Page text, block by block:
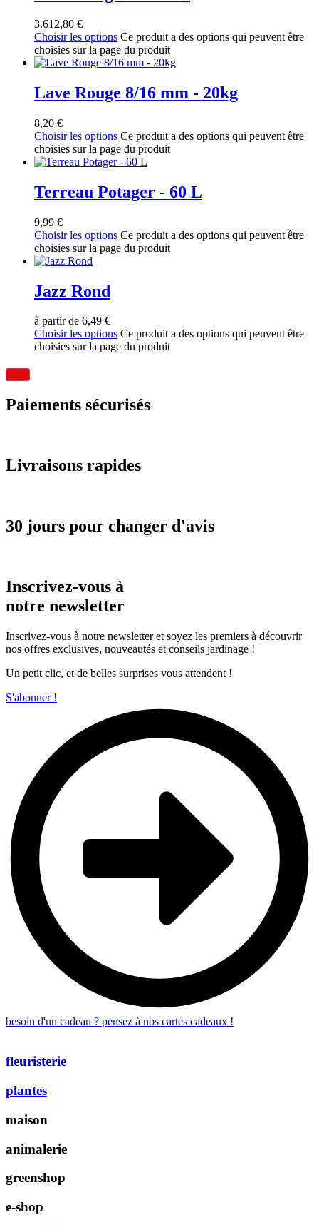
3.612,80 €
Choisir les options Ce produit a des options qui peuvent être
choisies sur la page du produit
Lave Rouge 8/16 mm - 20kg
8,20 €
Choisir les options Ce produit a des options qui peuvent être
choisies sur la page du produit
Terreau Potager - 60 L
9,99 €
Choisir les options Ce produit a des options qui peuvent être
choisies sur la page du produit
Jazz Rond
à partir de 6,49 €
Choisir les options Ce produit a des options qui peuvent être
choisies sur la page du produit
Paiements sécurisés
Livraisons rapides
30 jours pour changer d'avis
Inscrivez-vous à
notre newsletter
Inscrivez-vous à notre newsletter et soyez les premiers à découvrir
nos offres exclusives, nouveautés et conseils jardinage !
Un petit clic, et de belles surprises vous attendent !
S'abonner !
besoin d'un cadeau ? pensez à nos cartes cadeaux !
fleuristerie
plantes
maison
animalerie
greenshop
e-shop